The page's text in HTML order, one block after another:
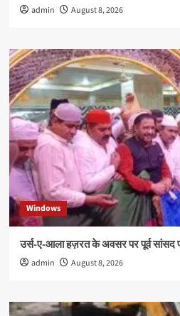
admin August 8, 2026
Windows
उर्स-ए-आला हज़रत के अवसर पर पूर्व सांसद
admin August 8, 2026